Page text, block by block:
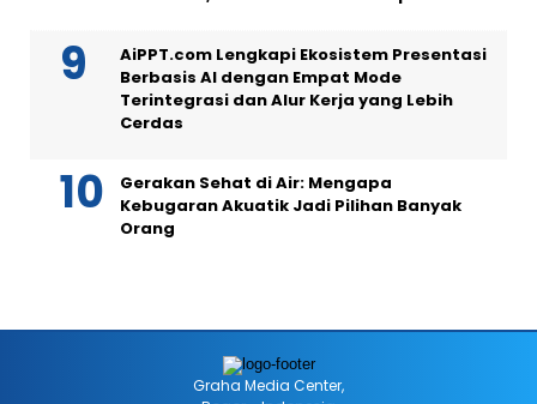
AiPPT.com Lengkapi Ekosistem Presentasi
Berbasis AI dengan Empat Mode
Terintegrasi dan Alur Kerja yang Lebih
Cerdas
Gerakan Sehat di Air: Mengapa
Kebugaran Akuatik Jadi Pilihan Banyak
Orang
Graha Media Center,